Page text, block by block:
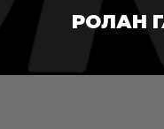
РОЛАН